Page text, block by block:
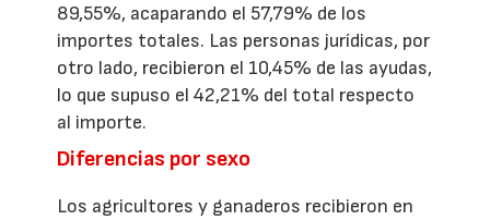
89,55%, acaparando el 57,79% de los
importes totales. Las personas jurídicas, por
otro lado, recibieron el 10,45% de las ayudas,
lo que supuso el 42,21% del total respecto
al importe.
Diferencias por sexo
Los agricultores y ganaderos recibieron en